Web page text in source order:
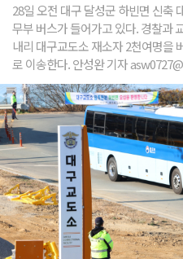
28일 오전 대구 달성군 하빈면 신축
무부 버스가 들어가고 있다. 경찰과
내리 대구교도소 재소자 2천여명을
로 이송한다. 안성완 기자